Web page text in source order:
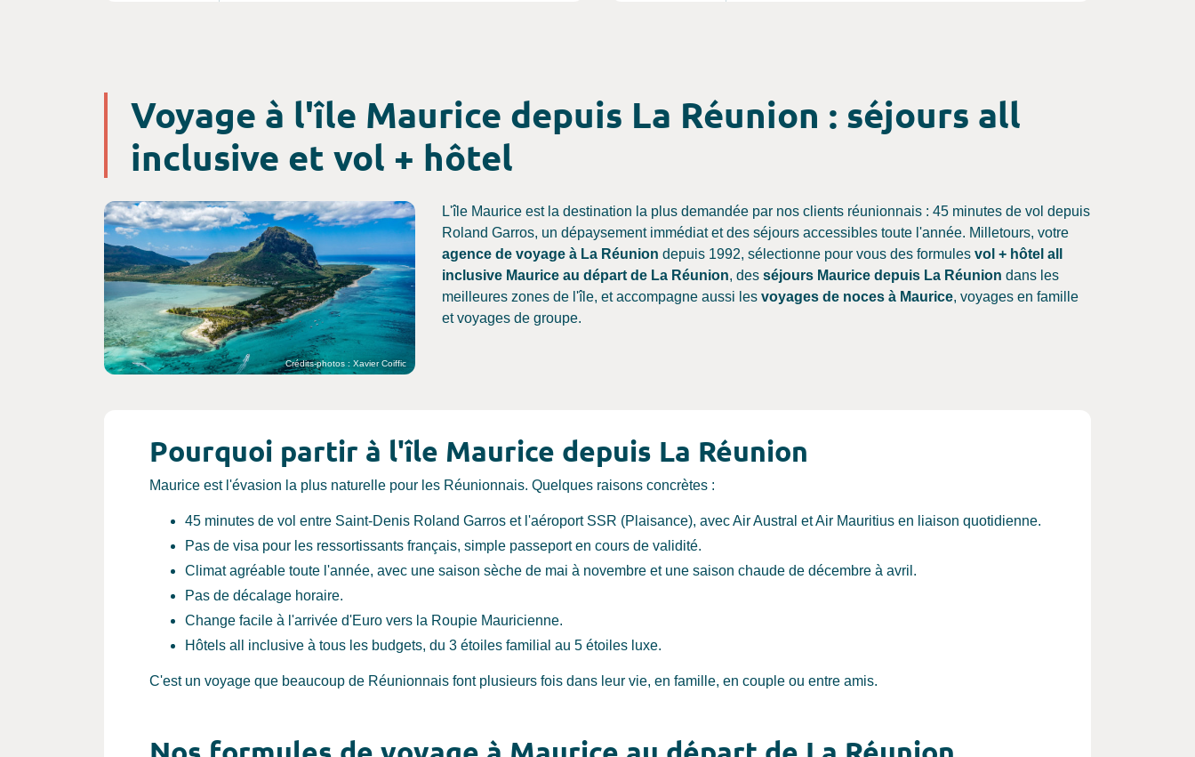
Voyage à l'île Maurice depuis La Réunion : séjours all
inclusive et vol + hôtel
Crédits-photos : Xavier Coiffic
L'île Maurice est la destination la plus demandée par nos clients réunionnais : 45 minutes de vol depuis
Roland Garros, un dépaysement immédiat et des séjours accessibles toute l'année. Milletours, votre
agence de voyage à La Réunion depuis 1992, sélectionne pour vous des formules vol + hôtel all
inclusive Maurice au départ de La Réunion, des séjours Maurice depuis La Réunion dans les
meilleures zones de l'île, et accompagne aussi les voyages de noces à Maurice, voyages en famille
et voyages de groupe.
Pourquoi partir à l'île Maurice depuis La Réunion
Maurice est l'évasion la plus naturelle pour les Réunionnais. Quelques raisons concrètes :
45 minutes de vol entre Saint-Denis Roland Garros et l'aéroport SSR (Plaisance), avec Air Austral et Air Mauritius en liaison quotidienne.
Pas de visa pour les ressortissants français, simple passeport en cours de validité.
Climat agréable toute l'année, avec une saison sèche de mai à novembre et une saison chaude de décembre à avril.
Pas de décalage horaire.
Change facile à l'arrivée d'Euro vers la Roupie Mauricienne.
Hôtels all inclusive à tous les budgets, du 3 étoiles familial au 5 étoiles luxe.
C'est un voyage que beaucoup de Réunionnais font plusieurs fois dans leur vie, en famille, en couple ou entre amis.